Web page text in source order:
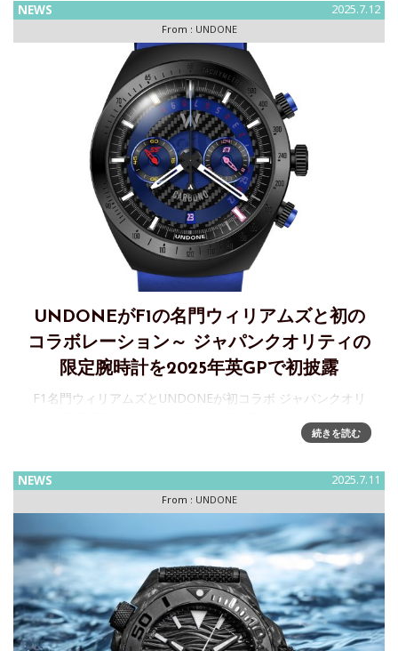
NEWS 2025.7.12
From : UNDONE
UNDONEがF1の名門ウィリアムズと初の
コラボレーション～ ジャパンクオリティの
限定腕時計を2025年英GPで初披露
F1名門ウィリアムズとUNDONEが初コラボ ジャパンクオリ
なつながりを形にした特別な1本。限定特典や参加企画も予定
は
続きを読む
NEWS 2025.7.11
From : UNDONE